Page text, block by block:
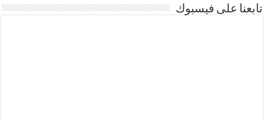
تابعنا على فيسبوك